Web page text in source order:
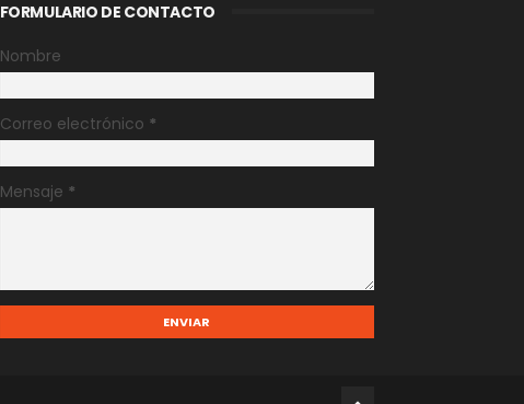
FORMULARIO DE CONTACTO
Nombre
Correo electrónico *
Mensaje *